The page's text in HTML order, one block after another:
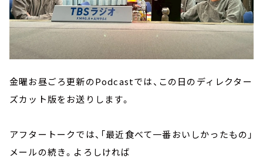
金曜お昼ごろ更新のPodcastでは、この日のディレクター
ズカット版をお送りします。
アフタートークでは、「最近食べて一番おいしかったもの」
メールの続き。よろしければ